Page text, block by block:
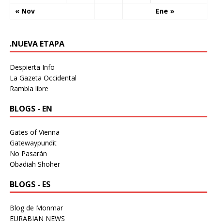
« Nov Ene »
.NUEVA ETAPA
Despierta Info
La Gazeta Occidental
Rambla libre
BLOGS - EN
Gates of Vienna
Gatewaypundit
No Pasarán
Obadiah Shoher
BLOGS - ES
Blog de Monmar
EURABIAN NEWS